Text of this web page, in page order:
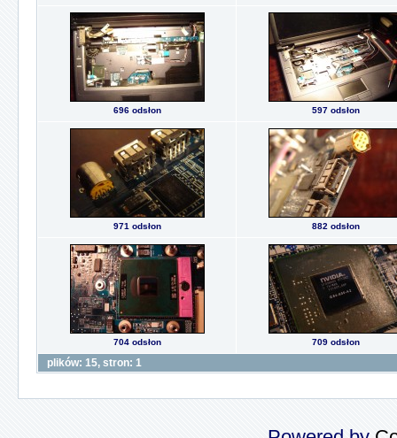
696 odsłon 597 odsłon
971 odsłon 882 odsłon
704 odsłon 709 odsłon
plików: 15, stron: 1